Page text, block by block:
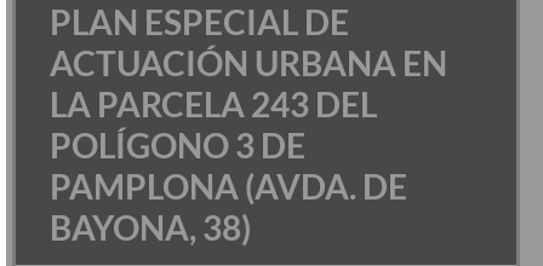
PLAN ESPECIAL DE
ACTUACIÓN URBANA EN
LA PARCELA 243 DEL
POLÍGONO 3 DE
PAMPLONA (AVDA. DE
BAYONA, 38)